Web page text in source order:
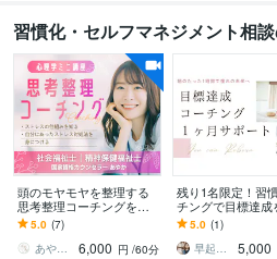
習慣化・セルフマネジメント相
頭のモヤモヤを整理する
思考整理コーチングをし
ます ストレスの仕組みを
理解しながら 自分に合う
対処法を整理します
5.0 (7)
あやかのお悩み相談室
6,000 円 /60分
残り1名限定！習
チングで目標達成
ます あなたに合っ
作りで1ヶ月間徹底
ト！
5.0 (1)
早起きコーチReBorn りぼん
5,000